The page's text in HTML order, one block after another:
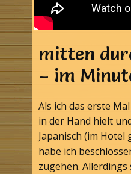
mitten
– im
Als ich das erste
in der Hand hielt
Japanisch (im Hotel
habe ich
zugehen.